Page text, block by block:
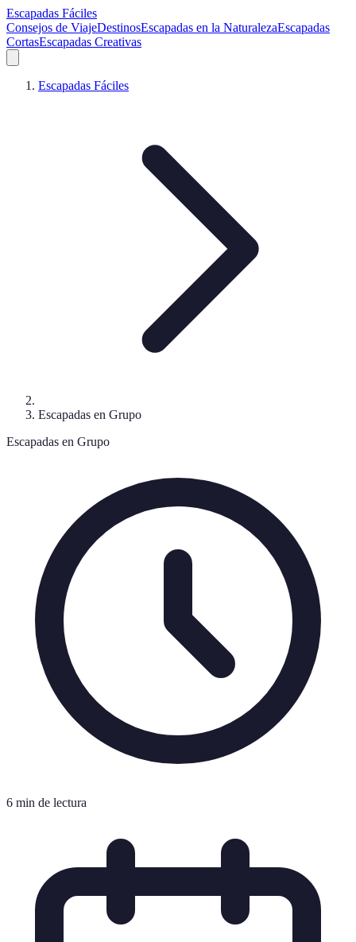
Escapadas Fáciles
Consejos de ViajeDestinosEscapadas en la NaturalezaEscapadas
CortasEscapadas Creativas
Escapadas Fáciles
Escapadas en Grupo
Escapadas en Grupo
6 min de lectura